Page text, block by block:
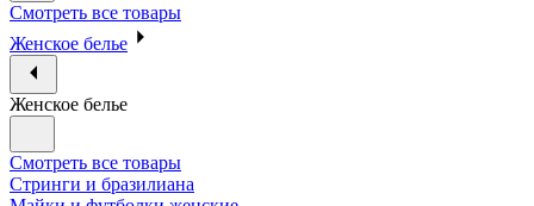
Смотреть все товары
Женское белье
Женское белье
Смотреть все товары
Стринги и бразилиана